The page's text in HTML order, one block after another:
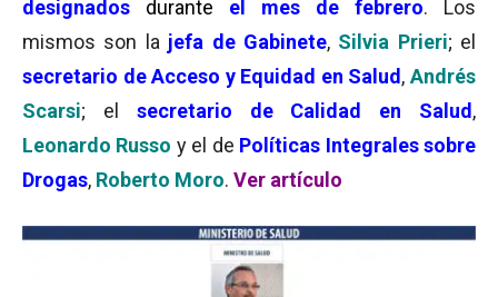
designados durante el mes de febrero. Los
mismos son la jefa de Gabinete, Silvia Prieri; el
secretario de Acceso y Equidad en Salud ,Andrés
Scarsi; el secretario de Calidad en Salud ,
Leonardo Russo y el de Políticas Integrales sobre
Drogas, Roberto Moro. Ver artículo